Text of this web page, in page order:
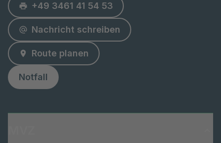
+49 3461 41 54 53
Nachricht schreiben
Route planen
Notfall